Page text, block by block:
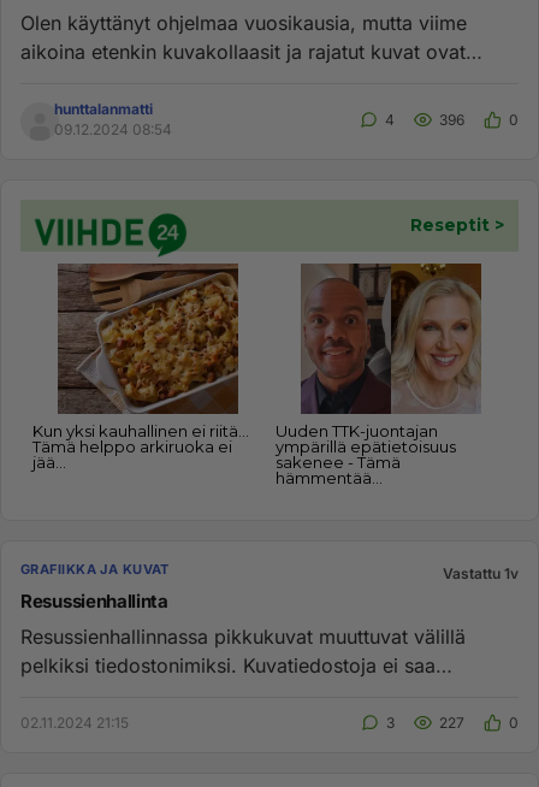
Olen käyttänyt ohjelmaa vuosikausia, mutta viime
aikoina etenkin kuvakollaasit ja rajatut kuvat ovat
hunttalanmatti
09.12.2024 08:54
4 396 0
GRAFIIKKA JA KUVAT Vastattu 1v
Resussienhallinta
Resussienhallinnassa pikkukuvat muuttuvat välillä
pelkiksi tiedostonimiksi. Kuvatiedostoja ei saa
02.11.2024 21:15 3 227 0